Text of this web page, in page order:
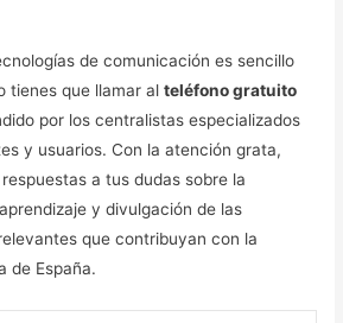
de comunicación es sencillo
tienes que llamar alteléfono gratuito
por los centralistas especializados
y usuarios. Con la atención grata,
a tus dudas sobre la
y divulgación de las
que contribuyan con la
de España.